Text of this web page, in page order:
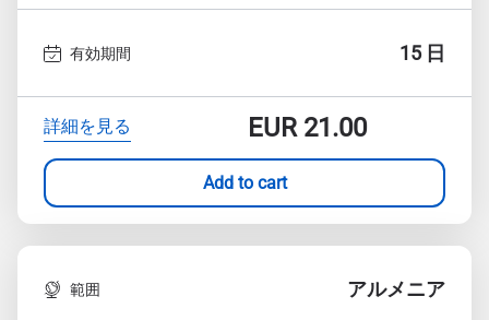
有効期間 15 日
詳細を見る EUR21.00
Add to cart
範囲 アルメニア